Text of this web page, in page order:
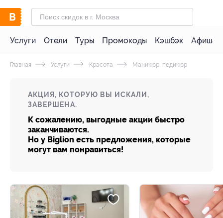
Услуги Отели Туры Промокоды Кэшбэк Афиша
Главная Услуги Красота Маникюр, педикюр
АКЦИЯ, КОТОРУЮ ВЫ ИСКАЛИ,
ЗАВЕРШЕНА.
К сожалению, выгодные акции быстро
заканчиваются.
Но у Biglion есть предложения, которые
могут вам понравиться!